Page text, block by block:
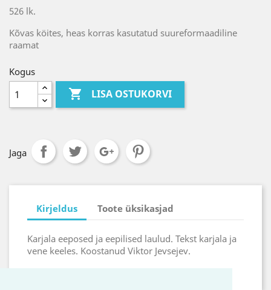
526 lk.
Kõvas köites, heas korras kasutatud suureformaadiline
raamat
Kogus
 LISA OSTUKORVI
Jaga
Kirjeldus Toote üksikasjad
Karjala eeposed ja eepilised laulud. Tekst karjala ja
vene keeles. Koostanud Viktor Jevsejev.